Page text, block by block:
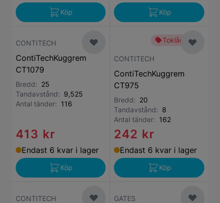
Köp Köp
CONTITECH
ContiTechKuggrem
CT1079
Bredd: 25
Tandavstånd: 9,525
Antal tänder: 116
413 kr
Endast 6 kvar i lager
Köp
Toklågt pris
CONTITECH
ContiTechKuggrem
CT975
Bredd: 20
Tandavstånd: 8
Antal tänder: 162
242 kr
Endast 6 kvar i lager
Köp
CONTITECH GATES